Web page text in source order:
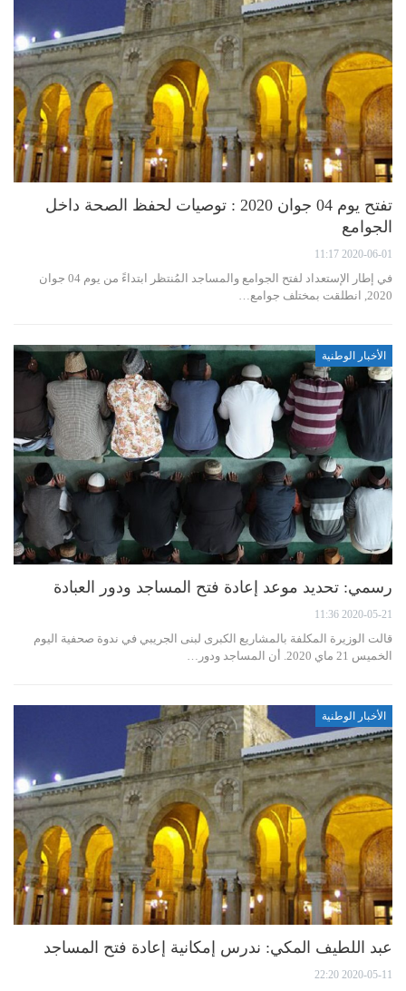
تفتح يوم 04 جوان 2020 : توصيات لحفظ الصحة داخل
الجوامع
2020-06-01 11:17
في إطار الإستعداد لفتح الجوامع والمساجد المُنتظر ابتداءً من يوم 04 جوان
2020, انطلقت بمختلف جوامع…
الأخبار الوطنية
رسمي: تحديد موعد إعادة فتح المساجد ودور العبادة
2020-05-21 11:36
قالت الوزيرة المكلفة بالمشاريع الكبرى لبنى الجريبي في ندوة صحفية اليوم
الخميس 21 ماي 2020. أن المساجد ودور…
الأخبار الوطنية
عبد اللطيف المكي: ندرس إمكانية إعادة فتح المساجد
2020-05-11 22:20